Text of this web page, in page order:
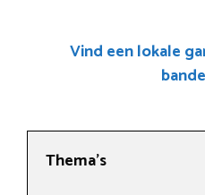
Vind een lokale
Thema’s